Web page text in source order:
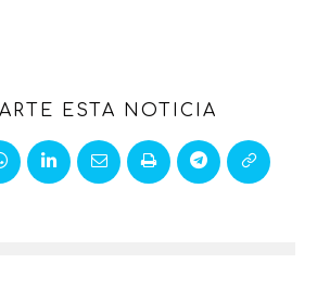
ESTA NOTICIA